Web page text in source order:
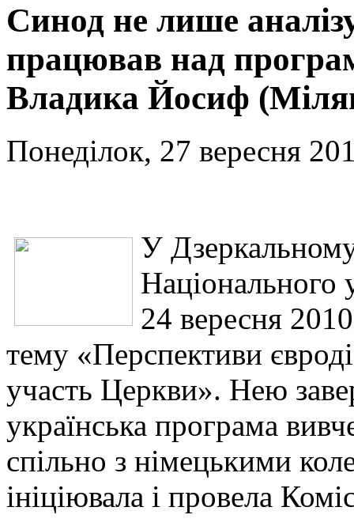
Синод не лише
працював над
Владика Йосиф
Понеділок, 27 вересня
У Дзеркальному
Національного
24 вересня
тему «Перспективи
участь Церкви». Нею
українська програма
спільно з німецькими
ініціювала і провела